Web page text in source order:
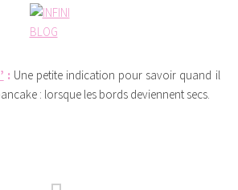
: Une petite indication pour savoir quand il
: lorsque les bords deviennent secs.